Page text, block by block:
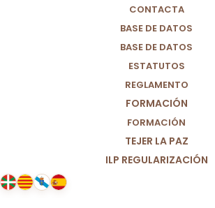
CONTACTA
BASE DE DATOS
BASE DE DATOS
ESTATUTOS
REGLAMENTO
FORMACIÓN
FORMACIÓN
TEJER LA PAZ
ILP REGULARIZACIÓN